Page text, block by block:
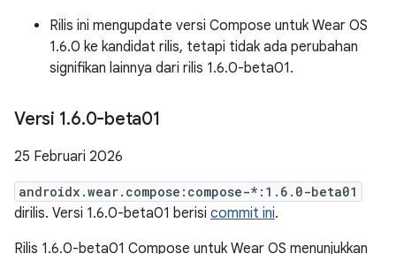
Rilis ini mengupdate versi Compose untuk Wear OS
1.6.0 ke kandidat rilis, tetapi tidak ada perubahan
signifikan lainnya dari rilis 1.6.0-beta01.
Versi 1.6.0-beta01
25 Februari 2026
androidx.wear.compose:compose-*:1.6.0-beta01
dirilis. Versi 1.6.0-beta01 berisi commit ini.
Rilis 1.6.0-beta01 Compose untuk Wear OS menunjukkan